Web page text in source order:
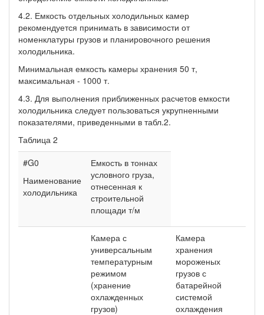
4.2. Емкость отдельных холодильных камер
рекомендуется принимать в зависимости от
номенклатуры грузов и планировочного решения
холодильника.
Минимальная емкость камеры хранения 50 т,
максимальная - 1000 т.
4.3. Для выполнения приближенных расчетов емкости
холодильника следует пользоваться укрупненными
показателями, приведенными в табл.2.
Таблица 2
#G0
Наименование
холодильника
Емкость в тоннах
условного груза,
отнесенная к
строительной
площади т/м
Камера с
универсальным
температурным
режимом
(хранение
охлажденных
грузов)
Камера
хранения
мороженых
грузов с
батарейной
системой
охлаждения